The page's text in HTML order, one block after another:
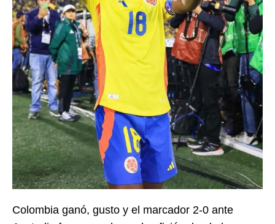
Colombia ganó, gusto y el marcador 2-0 ante